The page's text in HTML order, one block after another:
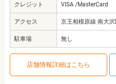
クレジット VISA /MasterCard
アクセス 京王相模原線 南大
駐車場 無し
店舗情報詳細はこちら